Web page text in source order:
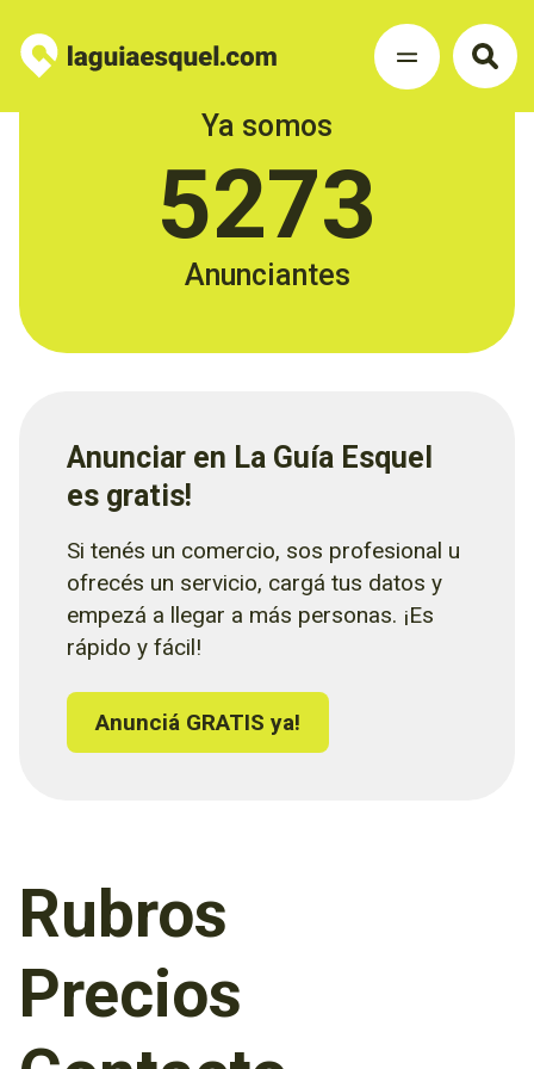
Ya somos
5273
Anunciantes
Anunciar en La Guía Esquel
es gratis!
Si tenés un comercio, sos profesional u
ofrecés un servicio, cargá tus datos y
empezá a llegar a más personas. ¡Es
rápido y fácil!
Anunciá GRATIS ya!
Rubros
Precios